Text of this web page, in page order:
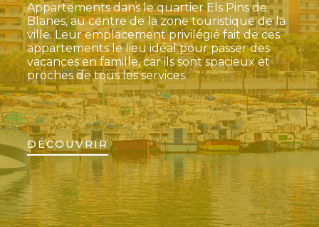
Appartements dans le quartier Els Pins de
Blanes, au centre de la zone touristique de la
ville. Leur emplacement privilégié fait de ces
appartements le lieu idéal pour passer des
vacances en famille, car ils sont spacieux et
proches de tous les services.
DÉCOUVRIR